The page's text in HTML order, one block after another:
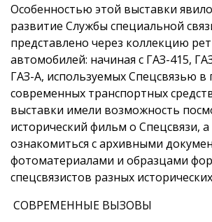
Особенностью этой выставки
развитие Службы специальной
представлено через коллекцию
автомобилей: начиная с ГАЗ-415,
ГАЗ-А, используемых Спецсвязью
современных транспортных
выставки имели возможность
исторический фильм о Спецсвязи,
ознакомиться с архивными
фотоматериалами и образцами
спецсвязистов разных
СОВРЕМЕННЫЕ ВЫЗОВЫ